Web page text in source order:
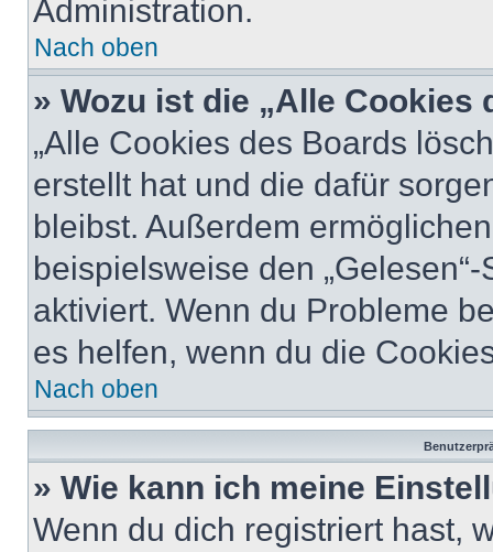
Administration.
Nach oben
» Wozu ist die „Alle
„Alle Cookies des Boards
erstellt hat und die dafür
bleibst. Außerdem
beispielsweise den
aktiviert. Wenn du Probleme
es helfen, wenn du die
Nach oben
» Wie kann ich meine
Wenn du dich registriert hast,